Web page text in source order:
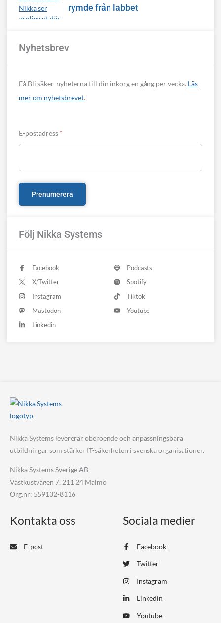
rymde från labbet
Nyhetsbrev
Få Bli säker-nyheterna till din inkorg en gång per vecka. Läs
mer om nyhetsbrevet.
E-postadress *
Följ Nikka Systems
Facebook
X/Twitter
Instagram
Mastodon
Linkedin
Podcasts
Spotify
Tiktok
Youtube
Nikka Systems levererar oberoende och anpassningsbara
utbildningar som stärker IT-säkerheten i svenska organisationer.
Nikka Systems Sverige AB
Västkustvägen 7, 211 24 Malmö
Org.nr: 559132-8116
Kontakta oss
E-post
Sociala medier
Facebook
Twitter
Instagram
Linkedin
Youtube